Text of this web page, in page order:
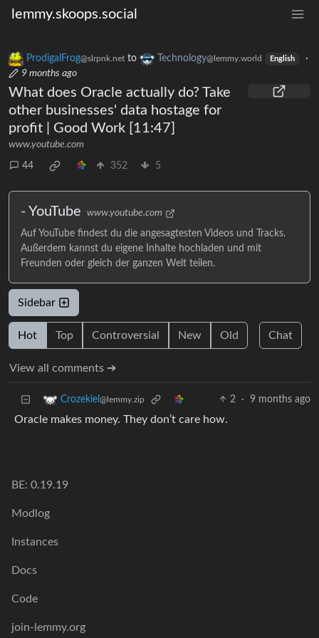
lemmy.skoops.social
ProdigalFrog@slrpnk.net to Technology@lemmy.world English
·
9 months ago
What does Oracle actually do? Take
other businesses' data hostage for
profit | Good Work [11:47]
www.youtube.com
44 352 5
- YouTube www.youtube.com
Auf YouTube findest du die angesagtesten Videos und Tracks.
Außerdem kannst du eigene Inhalte hochladen und mit
Freunden oder gleich der ganzen Welt teilen.
Sidebar
Hot Top Controversial New Old Chat
View all comments ➔
Crozekiel @lemmy.zip 2 · 9 months ago
Oracle makes money. They don’t care how.
BE: 0.19.19
Modlog
Instances
Docs
Code
join-lemmy.org